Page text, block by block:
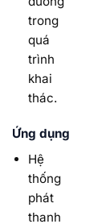
trong
quá
trình
khai
thác.
Ứng dụng
Hệ
thống
phát
thanh